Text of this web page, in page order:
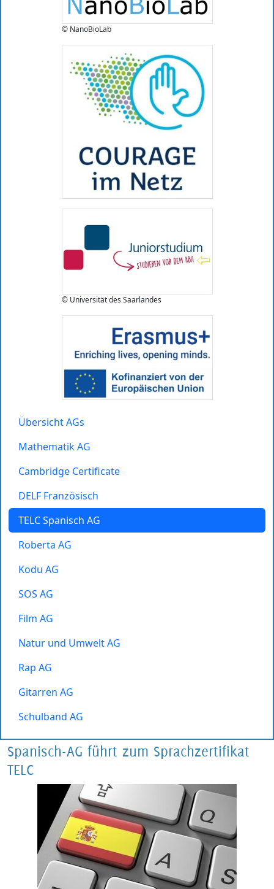
© NanoBioLab
© Universität des Saarlandes
Übersicht AGs
Mathematik AG
Cambridge Certificate
DELF Französisch
TELC Spanisch AG
Roberta AG
Kodu AG
SOS AG
Film AG
Natur und Umwelt AG
Rap AG
Gitarren AG
Schulband AG
Spanisch-AG führt zum Sprachzertifikat
TELC